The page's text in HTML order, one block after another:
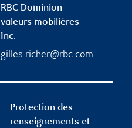
RBC Dominion
valeurs mobilières
Inc.
gilles.richer@rbc.com
Protection des
renseignements et